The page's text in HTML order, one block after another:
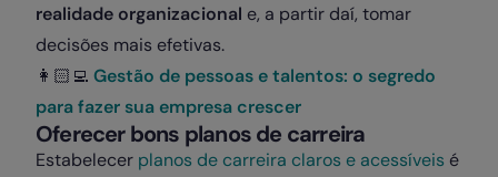
realidade organizacional e, a partir daí, tomar
decisões mais efetivas.
👩🏻‍💻 Gestão de pessoas e talentos: o segredo
para fazer sua empresa crescer
Oferecer bons planos de carreira
Estabelecer planos de carreira claros e acessíveis é